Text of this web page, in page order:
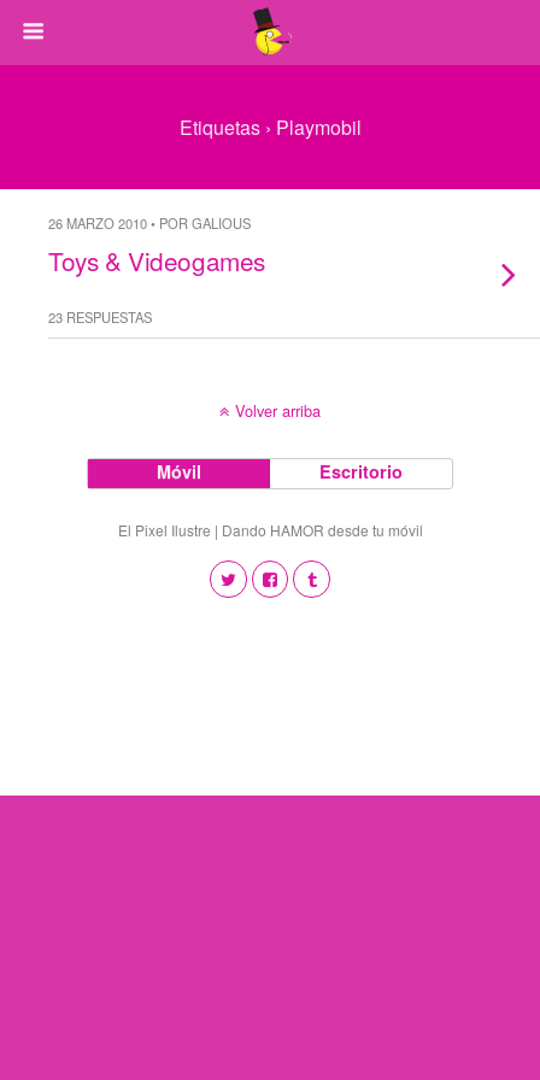
Etiquetas › Playmobil
26 MARZO 2010 • POR GALIOUS
Toys & Videogames
23 RESPUESTAS
Volver arriba
Móvil Escritorio
El Pixel Ilustre | Dando HAMOR desde tu móvil